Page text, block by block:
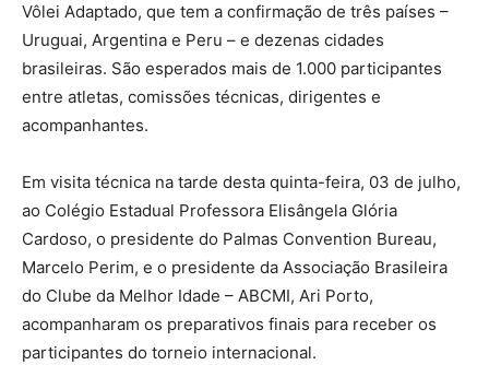
Vôlei Adaptado, que tem a confirmação de três países –
Uruguai, Argentina e Peru – e dezenas cidades
brasileiras. São esperados mais de 1.000 participantes
entre atletas, comissões técnicas, dirigentes e
acompanhantes.
Em visita técnica na tarde desta quinta-feira, 03 de julho,
ao Colégio Estadual Professora Elisângela Glória
Cardoso, o presidente do Palmas Convention Bureau,
Marcelo Perim, e o presidente da Associação Brasileira
do Clube da Melhor Idade – ABCMI, Ari Porto,
acompanharam os preparativos finais para receber os
participantes do torneio internacional.